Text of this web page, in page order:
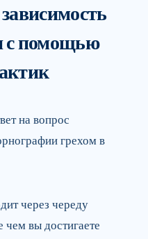
с помощью
на вопрос
грехом в
через череду
чем вы достигаете